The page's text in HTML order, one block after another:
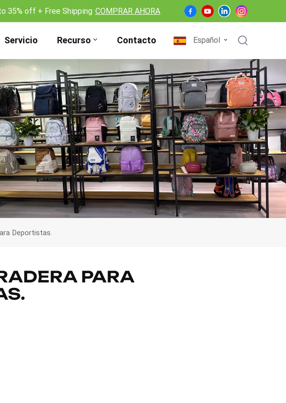
35% off + Free Shipping COMPRAR AHORA
Servicio Recurso Contacto Español
English
Français
Deutsch
Español
Nederlands
Deportistas.
PARA